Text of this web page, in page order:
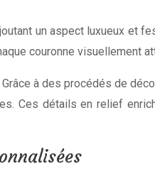
un aspect luxueux et
couronne visuellement
à des procédés de
Ces détails en relief